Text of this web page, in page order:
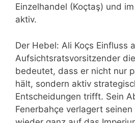
Einzelhandel (Koçtaş) und
aktiv.
Der Hebel: Ali Koçs Einfluss
Aufsichtsratsvorsitzender
bedeutet, dass er nicht nur
hält, sondern aktiv
Entscheidungen trifft. Sein
Fenerbahçe verlagert seinen